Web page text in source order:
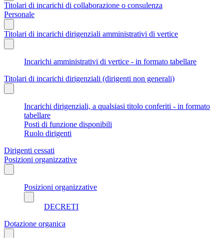
Titolari di incarichi di collaborazione o consulenza
Personale
Titolari di incarichi dirigenziali amministrativi di vertice
Incarichi amministrativi di vertice - in formato tabellare
Titolari di incarichi dirigenziali (dirigenti non generali)
Incarichi dirigenziali, a qualsiasi titolo conferiti - in formato
tabellare
Posti di funzione disponibili
Ruolo dirigenti
Dirigenti cessati
Posizioni organizzative
Posizioni organizzative
DECRETI
Dotazione organica